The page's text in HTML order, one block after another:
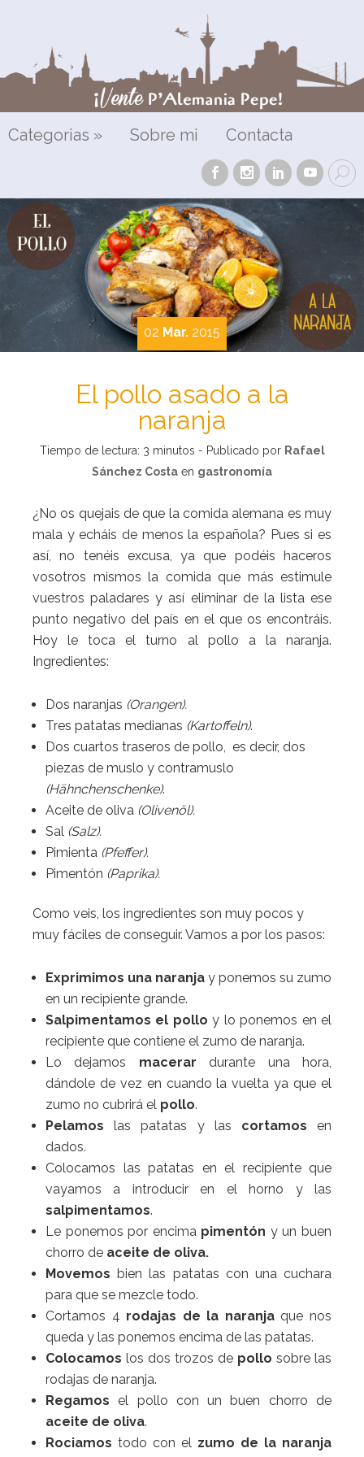
Categorias » Sobre mi Contacta
02 Mar. 2015
El pollo asado a la
naranja
Tiempo de lectura: 3 minutos - Publicado por Rafael
Sánchez Costa en gastronomía
¿No os quejais de que la comida alemana es muy
mala y echáis de menos la española? Pues si es
así, no tenéis excusa, ya que podéis haceros
vosotros mismos la comida que más estimule
vuestros paladares y así eliminar de la lista ese
punto negativo del país en el que os encontráis.
Hoy le toca el turno al pollo a la naranja.
Ingredientes:
Dos naranjas (Orangen).
Tres patatas medianas (Kartoffeln).
Dos cuartos traseros de pollo, es decir, dos
piezas de muslo y contramuslo
(Hähnchenschenke).
Aceite de oliva (Olivenöl).
Sal (Salz).
Pimienta (Pfeffer).
Pimentón (Paprika).
Como veis, los ingredientes son muy pocos y
muy fáciles de conseguir. Vamos a por los pasos:
Exprimimos una naranja y ponemos su zumo
en un recipiente grande.
Salpimentamos el pollo y lo ponemos en el
recipiente que contiene el zumo de naranja.
Lo dejamos macerardurante una hora,
dándole de vez en cuando la vuelta ya que el
zumo no cubrirá el pollo.
Pelamoslas patatas y las cortamosen
dados.
Colocamos las patatas en el recipiente que
vayamos a introducir en el horno y las
salpimentamos.
Le ponemos por encima pimentón y un buen
chorro de aceite de oliva.
Movemos bien las patatas con una cuchara
para que se mezcle todo.
Cortamos 4 rodajas de la naranjaque nos
queda y las ponemos encima de las patatas.
Colocamos los dos trozos de pollo sobre las
rodajas de naranja.
Regamos el pollo con un buen chorro de
aceite de oliva.
Rociamos todo con el zumo de la naranja